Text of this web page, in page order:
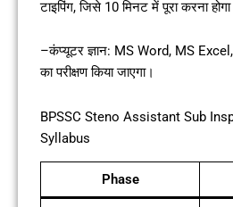
टाइपिंग, जिसे 10 मिनट में पूरा करना
–कंप्यूटर ज्ञान: MS Word, MS
का परीक्षण किया जाएगा।
BPSSC Steno Assistant Sub
Syllabus
Phase